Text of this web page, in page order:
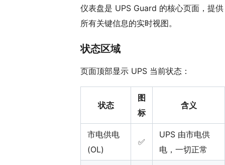
仪表盘是 UPS Guard 的核心页面，提供
所有关键信息的实时视图。
状态区域
页面顶部显示 UPS 当前状态：
状态
图
标
含义
市电供电
(OL)
✅
UPS 由市电供
电，一切正常